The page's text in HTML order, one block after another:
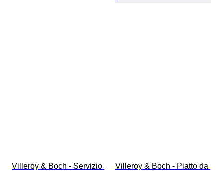
Villeroy & Boch - Servizio
Villeroy & Boch - Piatto da